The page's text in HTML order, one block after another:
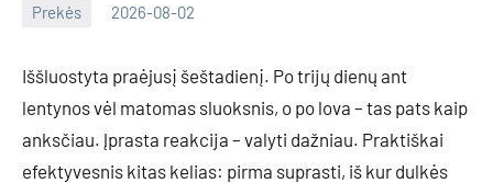
Prekės 2026-08-02
Iššluostyta praėjusį šeštadienį. Po trijų dienų ant
lentynos vėl matomas sluoksnis, o po lova – tas pats kaip
anksčiau. Įprasta reakcija – valyti dažniau. Praktiškai
efektyvesnis kitas kelias: pirma suprasti, iš kur dulkės